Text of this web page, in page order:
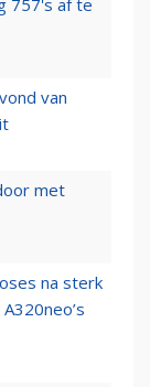
757's af te
van
met
na sterk